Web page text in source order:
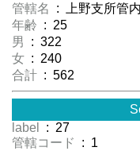
管轄名
: 上野支所管内
年齢 : 25
男
: 322
女 : 240
合計 : 562
label
: 27
管轄コード
: 1